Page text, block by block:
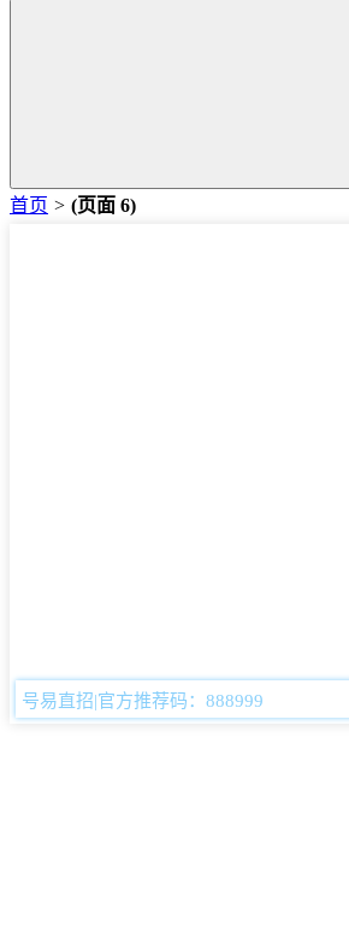
首页 > (页面 6)
号易直招|官方推荐码：888999